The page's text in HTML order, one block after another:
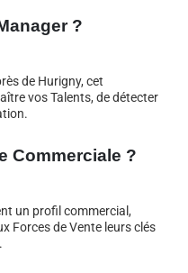
?
de Hurigny, cet
vos Talents, de détecter
Commerciale ?
un profil commercial,
Forces de Vente leurs clés